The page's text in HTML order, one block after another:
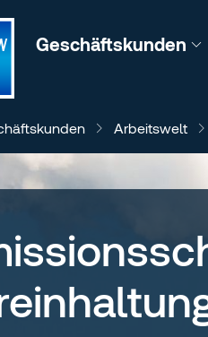
Geschäftskunden
Arbeitswelt